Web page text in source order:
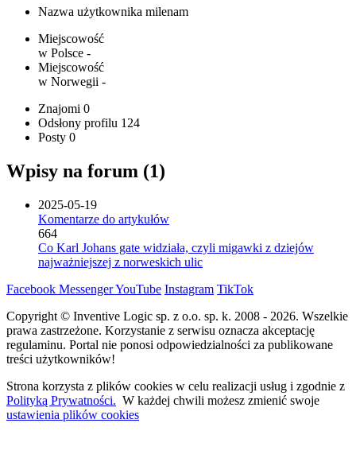
Nazwa użytkownika milenam
Miejscowość
w Polsce -
Miejscowość
w Norwegii -
Znajomi 0
Odsłony profilu 124
Posty 0
Wpisy na forum (1)
2025-05-19
Komentarze do artykułów
664
Co Karl Johans gate widziała, czyli migawki z dziejów
najważniejszej z norweskich ulic
Facebook MessengerYouTube Instagram TikTok
Copyright © Inventive Logic sp. z o.o. sp. k. 2008 - 2026. Wszelkie
prawa zastrzeżone. Korzystanie z serwisu oznacza akceptację
regulaminu. Portal nie ponosi odpowiedzialności za publikowane
treści użytkowników!
Strona korzysta z plików cookies w celu realizacji usług i zgodnie z
Polityką Prywatności. W każdej chwili możesz zmienić swoje
ustawienia plików cookies